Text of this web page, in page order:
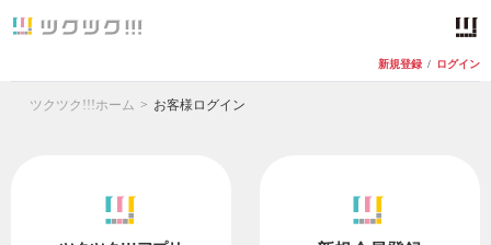
新規登録 / ログイン
ツクツク!!!ホーム お客様ログイン